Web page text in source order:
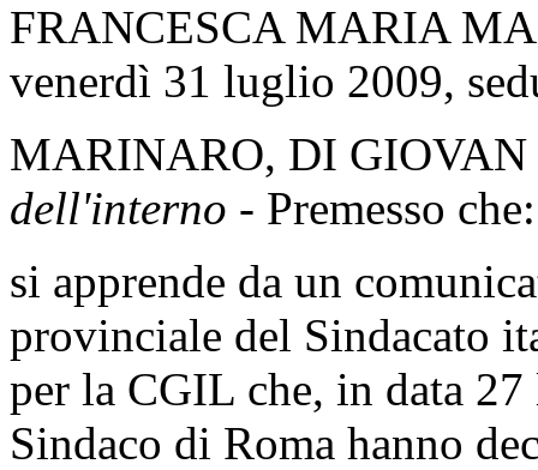
FRANCESCA MARIA
venerdì 31 luglio 2009,
MARINARO, DI
dell'interno - Premesso che:
si apprende da un
provinciale del Sindacato
per la CGIL che, in data
Sindaco di Roma hanno